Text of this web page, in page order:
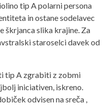
tip A polarni persona
in ostane sodelavec
škrjanca slika krajine. Za
staroselci davek od
tip A zgrabiti z zobmi
iniciativen, iskreno.
odvisen na sreča ,